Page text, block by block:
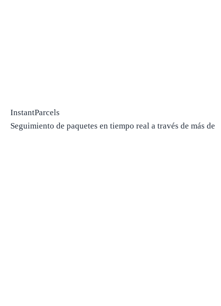
InstantParcels
Seguimiento de paquetes en tiempo real a través de más de